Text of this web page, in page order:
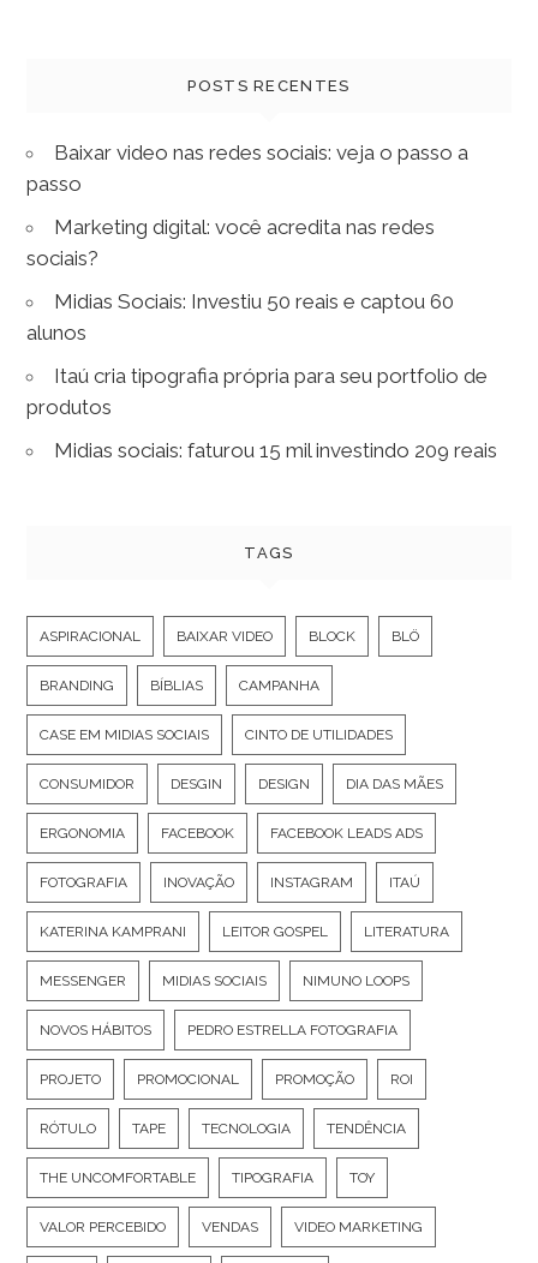
POSTS RECENTES
Baixar video nas redes sociais: veja o passo a
passo
Marketing digital: você acredita nas redes
sociais?
Midias Sociais: Investiu 50 reais e captou 60
alunos
Itaú cria tipografia própria para seu portfolio de
produtos
Midias sociais: faturou 15 mil investindo 209 reais
TAGS
ASPIRACIONAL BAIXAR VIDEO BLOCK BLÖ
BRANDING BÍBLIAS CAMPANHA
CASE EM MIDIAS SOCIAIS CINTO DE UTILIDADES
CONSUMIDOR DESGIN DESIGN DIA DAS MÃES
ERGONOMIA FACEBOOK FACEBOOK LEADS ADS
FOTOGRAFIA INOVAÇÃO INSTAGRAM ITAÚ
KATERINA KAMPRANI LEITOR GOSPEL LITERATURA
MESSENGER MIDIAS SOCIAIS NIMUNO LOOPS
NOVOS HÁBITOS PEDRO ESTRELLA FOTOGRAFIA
PROJETO PROMOCIONAL PROMOÇÃO ROI
RÓTULO TAPE TECNOLOGIA TENDÊNCIA
THE UNCOMFORTABLE TIPOGRAFIA TOY
VALOR PERCEBIDO VENDAS VIDEO MARKETING